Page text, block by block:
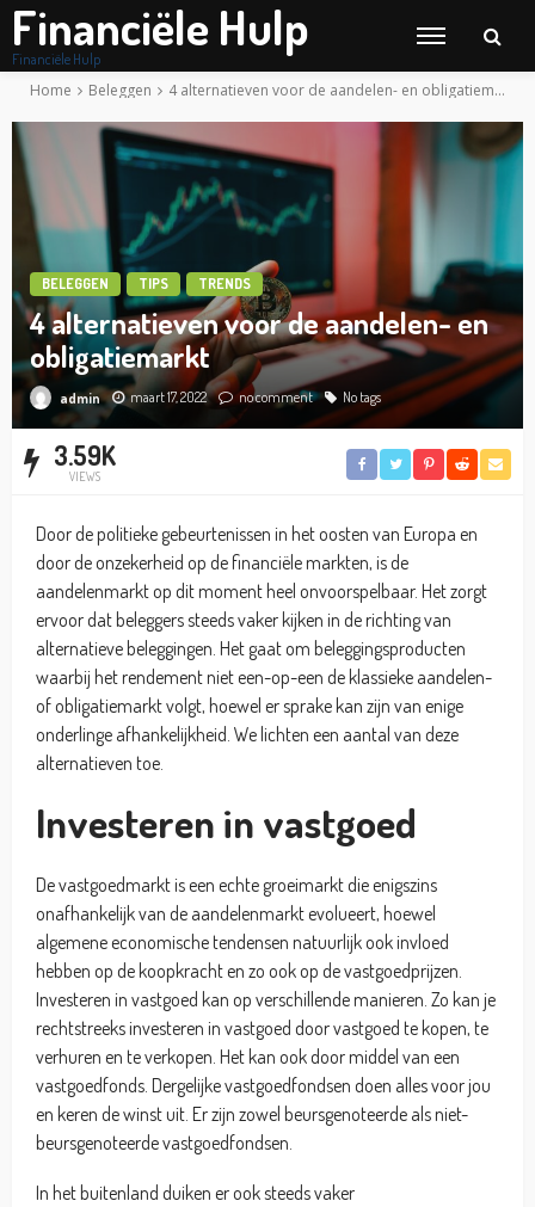
Financiële Hulp
Financiële Hulp
Home Beleggen 4 alternatieven voor de aandelen- en obligatiemarkt
BELEGGEN TIPS TRENDS
4 alternatieven voor de aandelen- en
obligatiemarkt
admin maart 17, 2022 no comment No tags
3.59K
VIEWS
Door de politieke gebeurtenissen in het oosten van Europa en
door de onzekerheid op de financiële markten, is de
aandelenmarkt op dit moment heel onvoorspelbaar. Het zorgt
ervoor dat beleggers steeds vaker kijken in de richting van
alternatieve beleggingen. Het gaat om beleggingsproducten
waarbij het rendement niet een-op-een de klassieke aandelen-
of obligatiemarkt volgt, hoewel er sprake kan zijn van enige
onderlinge afhankelijkheid. We lichten een aantal van deze
alternatieven toe.
Investeren in vastgoed
De vastgoedmarkt is een echte groeimarkt die enigszins
onafhankelijk van de aandelenmarkt evolueert, hoewel
algemene economische tendensen natuurlijk ook invloed
hebben op de koopkracht en zo ook op de vastgoedprijzen.
Investeren in vastgoed kan op verschillende manieren. Zo kan je
rechtstreeks investeren in vastgoed door vastgoed te kopen, te
verhuren en te verkopen. Het kan ook door middel van een
vastgoedfonds. Dergelijke vastgoedfondsen doen alles voor jou
en keren de winst uit. Er zijn zowel beursgenoteerde als niet-
beursgenoteerde vastgoedfondsen.
In het buitenland duiken er ook steeds vaker